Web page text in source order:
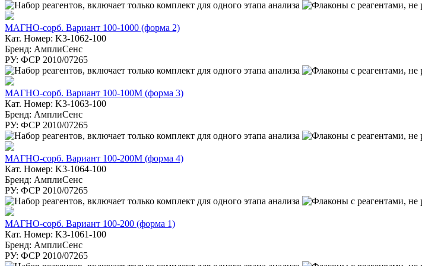
МАГНО-сорб. Вариант 100-1000 (форма 2)
Кат. Номер: K3-1062-100
Бренд: АмплиСенс
РУ: ФСР 2010/07265
МАГНО-сорб. Вариант 100-100М (форма 3)
Кат. Номер: K3-1063-100
Бренд: АмплиСенс
РУ: ФСР 2010/07265
МАГНО-сорб. Вариант 100-200М (форма 4)
Кат. Номер: K3-1064-100
Бренд: АмплиСенс
РУ: ФСР 2010/07265
МАГНО-сорб. Вариант 100-200 (форма 1)
Кат. Номер: K3-1061-100
Бренд: АмплиСенс
РУ: ФСР 2010/07265